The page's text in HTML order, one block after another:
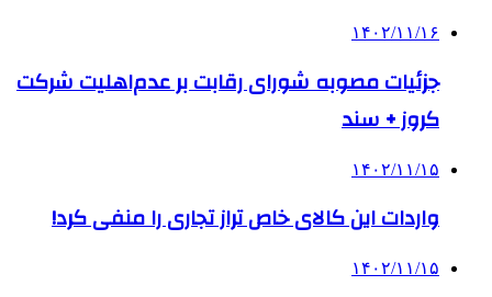
۱۴۰۲/۱۱/۱۶
جزئیات مصوبه شورای رقابت بر عدم‌اهلیت شرکت
کروز + سند
۱۴۰۲/۱۱/۱۵
واردات این کالای خاص تراز تجاری را منفی کرد!
۱۴۰۲/۱۱/۱۵